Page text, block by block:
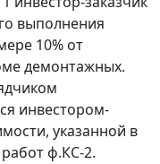
выполнения
10% от
демонтажных.
инвестором-
указанной в
ф.КС-2.